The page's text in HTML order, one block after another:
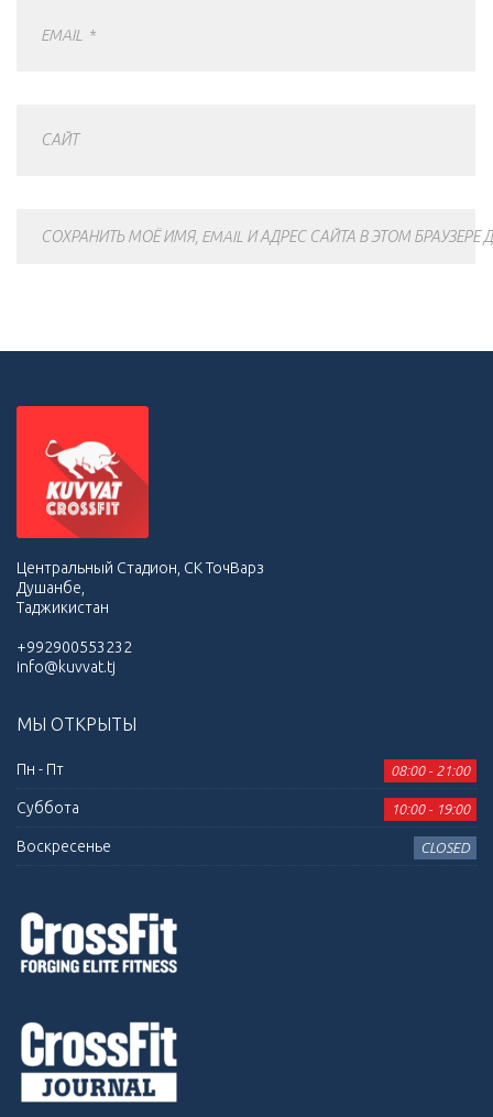
EMAIL *
САЙТ
СОХРАНИТЬ МОЁ ИМЯ, EMAIL И АДРЕС САЙТА В ЭТОМ
Центральный Стадион, СК ТочВарз
Душанбе,
Таджикистан
+992900553232
info@kuvvat.tj
МЫ ОТКРЫТЫ
Пн - Пт 08:00 - 21:00
Суббота 10:00 - 19:00
Воскресенье CLOSED